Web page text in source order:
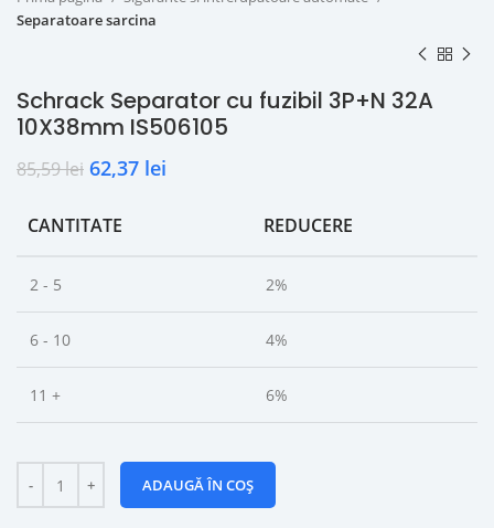
Separatoare sarcina
Schrack Separator cu fuzibil 3P+N 32A
10X38mm IS506105
85,59lei 62,37 lei
CANTITATE REDUCERE
2 - 5 2%
6 - 10 4%
11 + 6%
ADAUGĂ ÎN COȘ